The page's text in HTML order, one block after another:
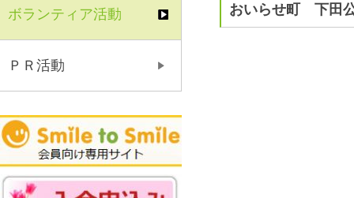
おいらせ町 下田
ボランティア活動
ＰＲ活動